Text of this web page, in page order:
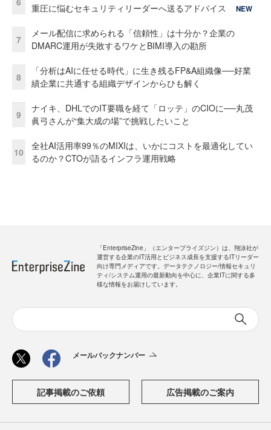
重圧に悩むセキュリティリーダーへ送るアドバイス
NEW
7
メール配信に求められる「信頼性」は十分か？企業の
DMARC運用が失敗するワケとBIMI導入の勘所
8
「分析はAIに任せる時代」に生き残るFP&A組織像──好業
績企業に共通する組織デザインからひも解く
9
ナイキ、DHLでのIT要職を経て「ロッテ」のCIOに──丸茂
眞弓さんが“集大成の場”で挑戦したいこと
10
全社AI活用率99％のMIXIは、いかにコストを最適化してい
るのか？CTOが語るインフラ運用戦略
「EnterpriseZine」（エンタープライズジン）は、翔泳社が
運営する企業のIT活用とビジネス成長を支援するITリーダー
向け専門メディアです。データテクノロジー/情報セキュリ
ティ/システム運用の最新動向を中心に、企業ITに関する多
様な情報をお届けしています。
メールバックナンバー
記事掲載のご依頼 広告掲載のご案内